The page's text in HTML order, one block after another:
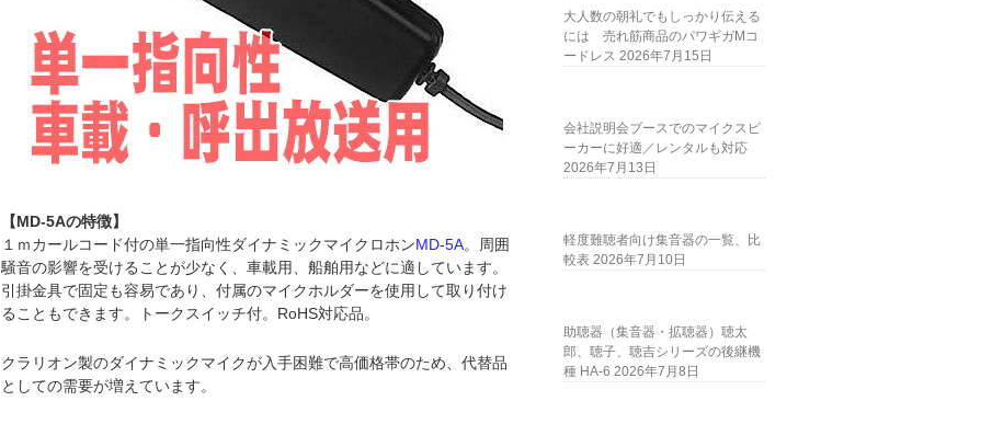
【MD-5Aの特徴】
１ｍカールコード付の単一指向性ダイナミックマイクロホンMD-5A。周囲
騒音の影響を受けることが少なく、車載用、船舶用などに適しています。
引掛金具で固定も容易であり、付属のマイクホルダーを使用して取り付け
ることもできます。トークスイッチ付。RoHS対応品。
クラリオン製のダイナミックマイクが入手困難で高価格帯のため、代替品
としての需要が増えています。
大人数の朝礼でもしっかり伝える
には 売れ筋商品のパワギガMコ
ードレス 2026年7月15日
会社説明会ブースでのマイクスピ
ーカーに好適／レンタルも対応
2026年7月13日
軽度難聴者向け集音器の一覧、比
較表 2026年7月10日
助聴器（集音器・拡聴器）聴太
郎、聴子、聴吉シリーズの後継機
種 HA-6 2026年7月8日